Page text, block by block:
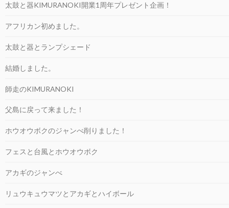
太鼓と器KIMURANOKI開業1周年プレゼント企画！
アフリカン初めました。
太鼓と器とランプシェード
結婚しました。
師走のKIMURANOKI
父島に戻って来ました！
ホウオウボクのジャンべ削りました！
フェスと台風とホウオウボク
アカギのジャンべ
リュウキュウマツとアカギとハイボール